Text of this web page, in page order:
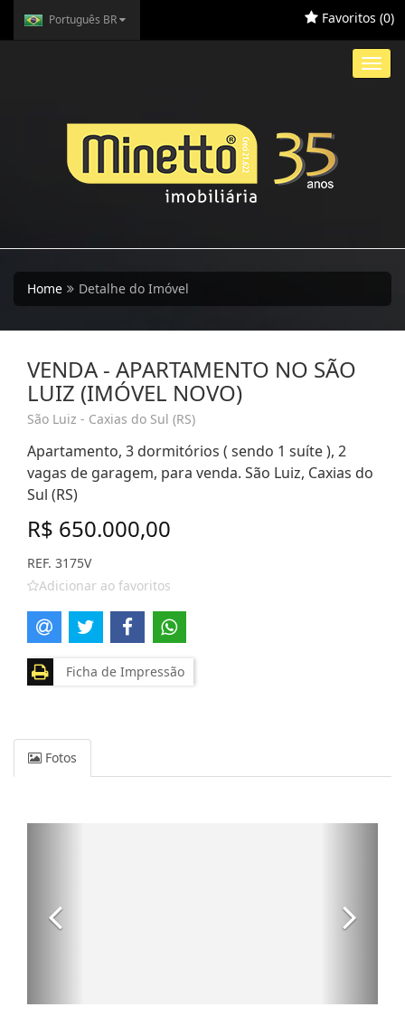
Português BR Favoritos (0)
Home Detalhe do Imóvel
VENDA - APARTAMENTO NO SÃO
LUIZ (IMÓVEL NOVO)
São Luiz - Caxias do Sul (RS)
Apartamento, 3 dormitórios ( sendo 1 suíte ), 2
vagas de garagem, para venda. São Luiz, Caxias do
Sul (RS)
R$ 650.000,00
REF. 3175V
Adicionar ao favoritos
Ficha de Impressão
Fotos